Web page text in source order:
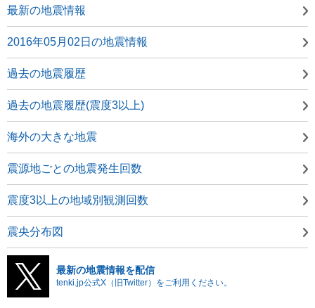
最新の地震情報
2016年05月02日の地震情報
過去の地震履歴
過去の地震履歴(震度3以上)
海外の大きな地震
震源地ごとの地震発生回数
震度3以上の地域別観測回数
震央分布図
最新の地震情報を配信
tenki.jp公式X（旧Twitter）をご利用ください。